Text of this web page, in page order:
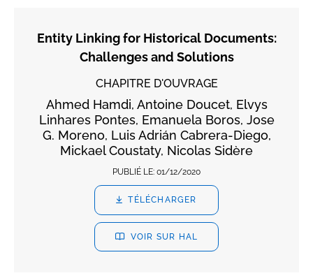
Entity Linking for Historical Documents:
Challenges and Solutions
CHAPITRE D'OUVRAGE
Ahmed Hamdi, Antoine Doucet, Elvys
Linhares Pontes, Emanuela Boros, Jose
G. Moreno, Luis Adrián Cabrera-Diego,
Mickael Coustaty, Nicolas Sidère
PUBLIÉ LE: 01/12/2020
TÉLÉCHARGER
VOIR SUR HAL